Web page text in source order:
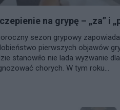
na grypę – „za” i
sezon grypowy
pierwszych objawów
stanowiło nie lada wyzwanie
chorych. W tym roku...